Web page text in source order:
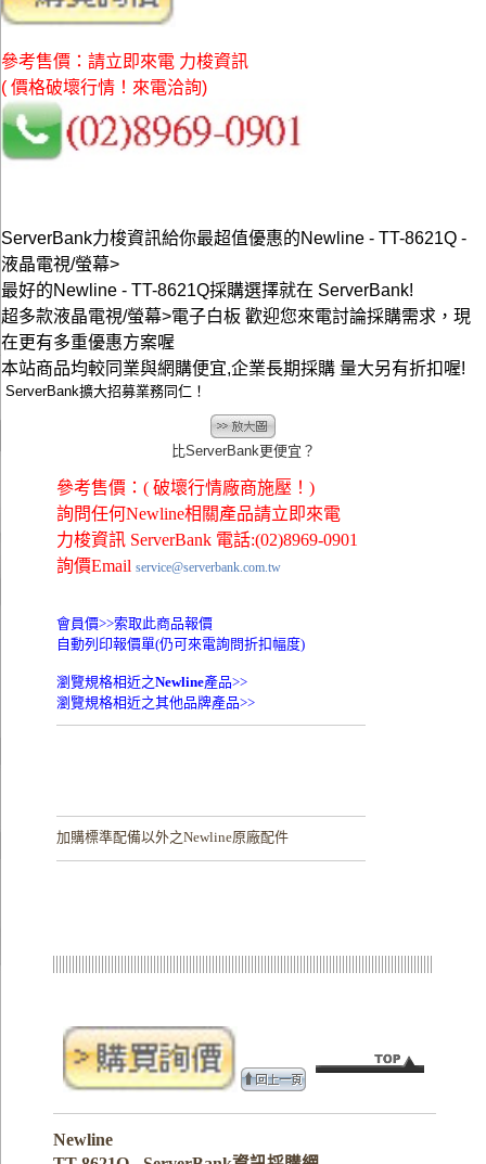
參考售價：請立即來電 力梭資訊
( 價格破壞行情！來電洽詢)
ServerBank力梭資訊給你最超值優惠的Newline - TT-8621Q -
液晶電視/螢幕>
最好的Newline - TT-8621Q採購選擇就在 ServerBank!
超多款液晶電視/螢幕>電子白板 歡迎您來電討論採購需求，現
在更有多重優惠方案喔
本站商品均較同業與網購便宜,企業長期採購 量大另有折扣喔!
ServerBank擴大招募業務同仁！
比ServerBank更便宜？
參考售價：( 破壞行情廠商施壓！)
詢問任何Newline相關產品請立即來電
力梭資訊 ServerBank 電話:(02)8969-0901
詢價Email service@serverbank.com.tw
會員價>>索取此商品報價
自動列印報價單(仍可來電詢問折扣幅度)
瀏覽規格相近之Newline產品>>
瀏覽規格相近之其他品牌產品>>
加購標準配備以外之Newline原廠配件
Newline